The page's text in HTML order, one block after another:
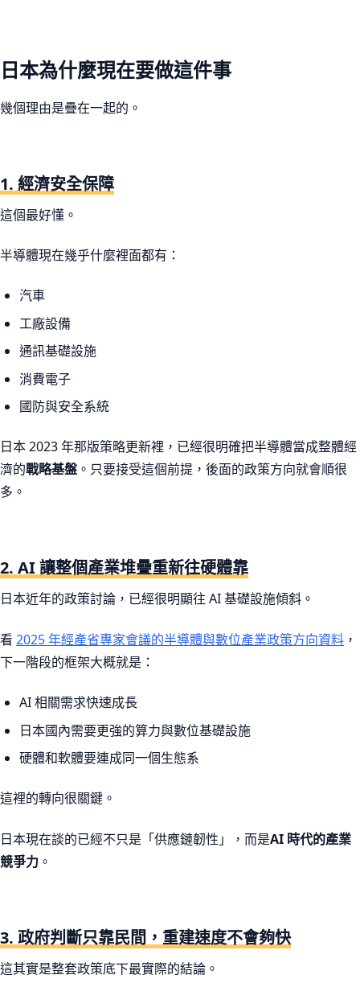
日本為什麼現在要做這件事
幾個理由是疊在一起的。
1. 經濟安全保障
這個最好懂。
半導體現在幾乎什麼裡面都有：
汽車
工廠設備
通訊基礎設施
消費電子
國防與安全系統
日本 2023 年那版策略更新裡，已經很明確把半導體當成整體經
濟的戰略基盤 。只要接受這個前提，後面的政策方向就會順很
多。
2. AI 讓整個產業堆疊重新往硬體靠
日本近年的政策討論，已經很明顯往 AI 基礎設施傾斜。
看 2025 年經產省專家會議的半導體與數位產業政策方向資料 ，
下一階段的框架大概就是：
AI 相關需求快速成長
日本國內需要更強的算力與數位基礎設施
硬體和軟體要連成同一個生態系
這裡的轉向很關鍵。
日本現在談的已經不只是「供應鏈韌性」，而是AI 時代的產業
競爭力 。
3. 政府判斷只靠民間，重建速度不會夠快
這其實是整套政策底下最實際的結論。